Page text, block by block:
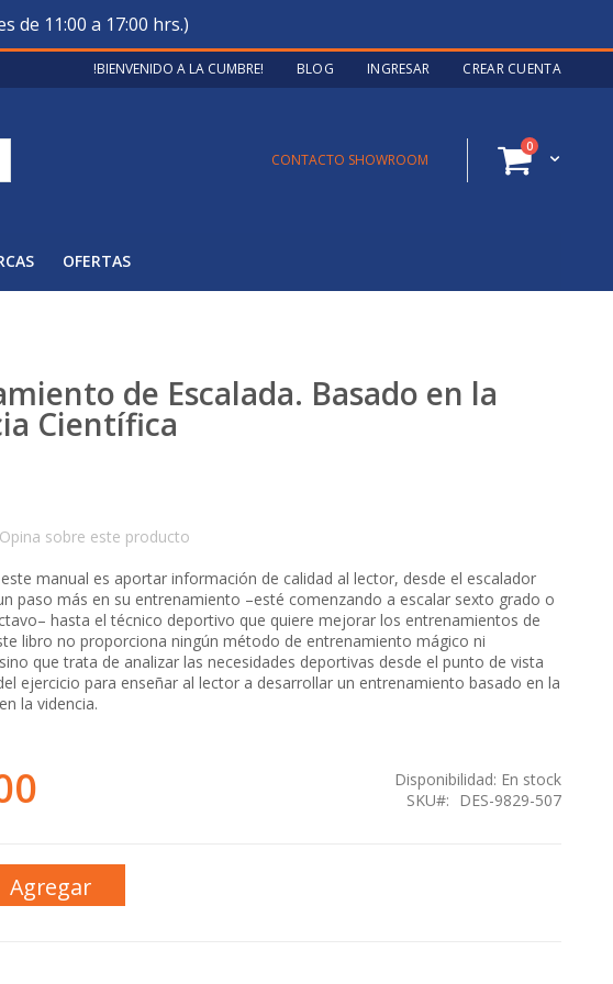
de 11:00 a 17:00 hrs.)
!BIENVENIDO A LA CUMBRE! BLOG INGRESAR CREAR CUENTA
Cart
0artículos
CONTACTO SHOWROOM
OFERTAS
de Escalada. Basado en la
Científica
Opina sobre este producto
manual es aportar información de calidad al lector, desde el escalador
paso más en su entrenamiento –esté comenzando a escalar sexto grado o
hasta el técnico deportivo que quiere mejorar los entrenamientos de
libro no proporciona ningún método de entrenamiento mágico ni
que trata de analizar las necesidades deportivas desde el punto de vista
ejercicio para enseñar al lector a desarrollar un entrenamiento basado en la
la videncia.
Disponibilidad: En stock
SKU
DES-9829-507
Agregar